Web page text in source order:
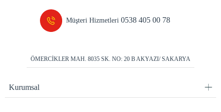
Müşteri Hizmetleri0538 405 00 78
ÖMERCİKLER MAH. 8035 SK. NO: 20 B AKYAZI/ SAKARYA
Kurumsal